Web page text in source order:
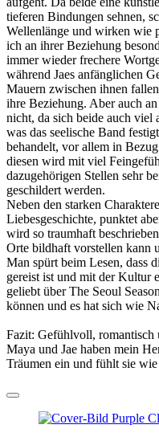
tieferen Bindungen sehnen,
Wellenlänge und wirken wie
ich an ihrer Beziehung
immer wieder frechere
während Jaes anfänglichen
Mauern zwischen ihnen
ihre Beziehung. Aber auch
nicht, da sich beide auch viel
was das seelische Band
behandelt, vor allem in
diesen wird mit viel
dazugehörigen Stellen sehr
geschildert werden.
Neben den starken
Liebesgeschichte, punktet
wird so traumhaft
Orte bildhaft vorstellen kann
Man spürt beim Lesen, dass
gereist ist und mit der Kultur
geliebt über The Seoul
können und es hat sich wie
Fazit: Gefühlvoll,
Maya und Jae haben mein
Träumen ein und fühlt sie